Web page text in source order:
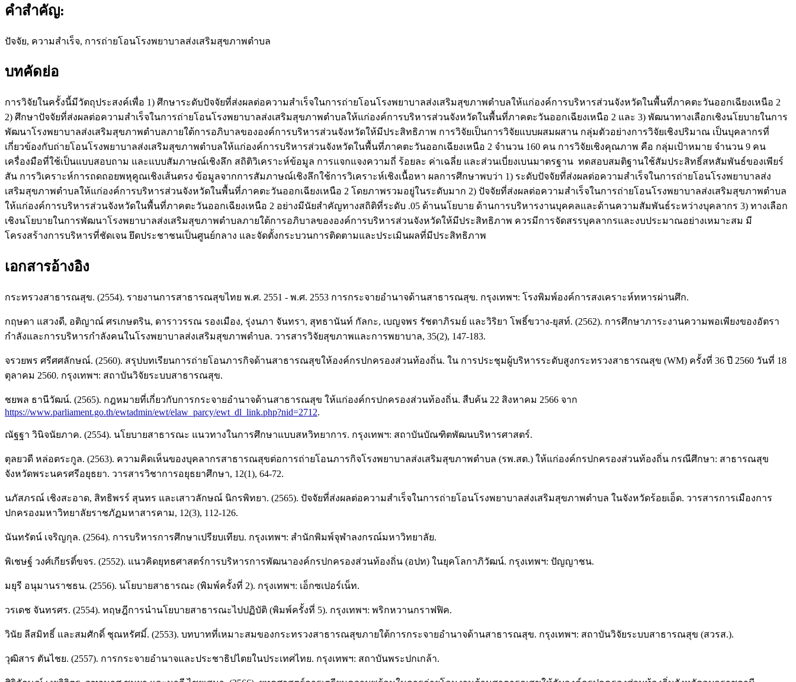
คำสำคัญ:
ปัจจัย, ความสำเร็จ, การถ่ายโอนโรงพยาบาลส่งเสริมสุขภาพตำบล
บทคัดย่อ
การวิจัยในครั้งนี้มีวัตถุประสงค์เพื่อ 1) ศึกษาระดับปัจจัยที่ส่งผลต่อความสำเร็จในการถ่ายโอนโรงพยาบาลส่งเสริมสุขภาพตำบลให้แก่องค์การบริหารส่วนจังหวัดในพื้นที่ภาคตะวันออกเฉียงเหนือ 2
2) ศึกษาปัจจัยที่ส่งผลต่อความสำเร็จในการถ่ายโอนโรงพยาบาลส่งเสริมสุขภาพตำบลให้แก่องค์การบริหารส่วนจังหวัดในพื้นที่ภาคตะวันออกเฉียงเหนือ 2 และ 3) พัฒนาทางเลือกเชิงนโยบายในการ
พัฒนาโรงพยาบาลส่งเสริมสุขภาพตำบลภายใต้การอภิบาลขององค์การบริหารส่วนจังหวัดให้มีประสิทธิภาพ การวิจัยเป็นการวิจัยแบบผสมผสาน กลุ่มตัวอย่างการวิจัยเชิงปริมาณ เป็นบุคลากรที่
เกี่ยวข้องกับถ่ายโอนโรงพยาบาลส่งเสริมสุขภาพตำบลให้แก่องค์การบริหารส่วนจังหวัดในพื้นที่ภาคตะวันออกเฉียงเหนือ 2 จำนวน 160 คน การวิจัยเชิงคุณภาพ คือ กลุ่มเป้าหมาย จำนวน 9 คน
เครื่องมือที่ใช้เป็นแบบสอบถาม และแบบสัมภาษณ์เชิงลึก สถิติวิเคราะห์ข้อมูล การแจกแจงความถี่ ร้อยละ ค่าเฉลี่ย และส่วนเบี่ยงเบนมาตรฐาน ทดสอบสมติฐานใช้สัมประสิทธิ์สหสัมพันธ์ของเพียร์
สัน การวิเคราะห์การถดถอยพหุคูณเชิงเส้นตรง ข้อมูลจากการสัมภาษณ์เชิงลึกใช้การวิเคราะห์เชิงเนื้อหา ผลการศึกษาพบว่า 1) ระดับปัจจัยที่ส่งผลต่อความสำเร็จในการถ่ายโอนโรงพยาบาลส่ง
เสริมสุขภาพตำบลให้แก่องค์การบริหารส่วนจังหวัดในพื้นที่ภาคตะวันออกเฉียงเหนือ 2 โดยภาพรวมอยู่ในระดับมาก 2) ปัจจัยที่ส่งผลต่อความสำเร็จในการถ่ายโอนโรงพยาบาลส่งเสริมสุขภาพตำบล
ให้แก่องค์การบริหารส่วนจังหวัดในพื้นที่ภาคตะวันออกเฉียงเหนือ 2 อย่างมีนัยสําคัญทางสถิติที่ระดับ .05 ด้านนโยบาย ด้านการบริหารงานบุคคลและด้านความสัมพันธ์ระหว่างบุคลากร 3) ทางเลือก
เชิงนโยบายในการพัฒนาโรงพยาบาลส่งเสริมสุขภาพตำบลภายใต้การอภิบาลขององค์การบริหารส่วนจังหวัดให้มีประสิทธิภาพ ควรมีการจัดสรรบุคลากรและงบประมาณอย่างเหมาะสม มี
โครงสร้างการบริหารที่ชัดเจน ยึดประชาชนเป็นศูนย์กลาง และจัดตั้งกระบวนการติดตามและประเมินผลที่มีประสิทธิภาพ
เอกสารอ้างอิง
กระทรวงสาธารณสุข. (2554). รายงานการสาธารณสุขไทย พ.ศ. 2551 - พ.ศ. 2553 การกระจายอำนาจด้านสาธารณสุข. กรุงเทพฯ: โรงพิมพ์องค์การสงเคราะห์ทหารผ่านศึก.
กฤษดา แสวงดี, อติญาณ์ ศรเกษตริน, ดาราวรรณ รองเมือง, รุ่งนภา จันทรา, สุทธานันท์ กัลกะ, เบญจพร รัชตาภิรมย์ และวิริยา โพธิ์ขวาง-ยุสท์. (2562). การศึกษาภาระงานความพอเพียงของอัตรา
กำลังและการบริหารกำลังคนในโรงพยาบาลส่งเสริมสุขภาพตำบล. วารสารวิจัยสุขภาพและการพยาบาล, 35(2), 147-183.
จรวยพร ศรีศศลักษณ์. (2560). สรุปบทเรียนการถ่ายโอนภารกิจด้านสาธารณสุขให้องค์กรปกครองส่วนท้องถิ่น. ใน การประชุมผู้บริหารระดับสูงกระทรวงสาธารณสุข (WM) ครั้งที่ 36 ปี 2560 วันที่ 18
ตุลาคม 2560. กรุงเทพฯ: สถาบันวิจัยระบบสาธารณสุข.
ชยพล ธานีวัฒน์. (2565). กฎหมายที่เกี่ยวกับการกระจายอำนาจด้านสาธารณสุข ให้แก่องค์กรปกครองส่วนท้องถิ่น. สืบค้น 22 สิงหาคม 2566 จาก
https://www.parliament.go.th/ewtadmin/ewt/elaw_parcy/ewt_dl_link.php?nid=2712.
ณัฐฐา วินิจนัยภาค. (2554). นโยบายสาธารณะ แนวทางในการศึกษาแบบสหวิทยาการ. กรุงเทพฯ: สถาบันบัณฑิตพัฒนบริหารศาสตร์.
ตุลยวดี หล่อตระกูล. (2563). ความคิดเห็นของบุคลากรสาธารณสุขต่อการถ่ายโอนภารกิจโรงพยาบาลส่งเสริมสุขภาพตำบล (รพ.สต.) ให้แก่องค์กรปกครองส่วนท้องถิ่น กรณีศึกษา: สาธารณสุข
จังหวัดพระนครศรีอยุธยา. วารสารวิชาการอยุธยาศึกษา, 12(1), 64-72.
นภัสภรณ์ เชิงสะอาด, สิทธิพรร์ สุนทร และเสาวลักษณ์ นิกรพิทยา. (2565). ปัจจัยที่ส่งผลต่อความสำเร็จในการถ่ายโอนโรงพยาบาลส่งเสริมสุขภาพตำบล ในจังหวัดร้อยเอ็ด. วารสารการเมืองการ
ปกครองมหาวิทยาลัยราชภัฏมหาสารคาม, 12(3), 112-126.
นันทรัตน์ เจริญกุล. (2564). การบริหารการศึกษาเปรียบเทียบ. กรุงเทพฯ: สำนักพิมพ์จุฬาลงกรณ์มหาวิทยาลัย.
พิเชษฐ์ วงศ์เกียรติ์ขจร. (2552). แนวคิดยุทธศาสตร์การบริหารการพัฒนาองค์กรปกครองส่วนท้องถิ่น (อปท) ในยุคโลกาภิวัฒน์. กรุงเทพฯ: ปัญญาชน.
มยุรี อนุมานราชธน. (2556). นโยบายสาธารณะ (พิมพ์ครั้งที่ 2). กรุงเทพฯ: เอ็กซเปอร์เน็ท.
วรเดช จันทรศร. (2554). ทฤษฎีการนํานโยบายสาธารณะไปปฏิบัติ (พิมพ์ครั้งที่ 5). กรุงเทพฯ: พริกหวานกราฟฟิค.
วินัย ลีสมิทธิ์ และสมศักดิ์ ชุณหรัศมิ์. (2553). บทบาทที่เหมาะสมของกระทรวงสาธารณสุขภายใต้การกระจายอํานาจด้านสาธารณสุข. กรุงเทพฯ: สถาบันวิจัยระบบสาธารณสุข (สวรส.).
วุฒิสาร ตันไชย. (2557). การกระจายอำนาจและประชาธิปไตยในประเทศไทย. กรุงเทพฯ: สถาบันพระปกเกล้า.